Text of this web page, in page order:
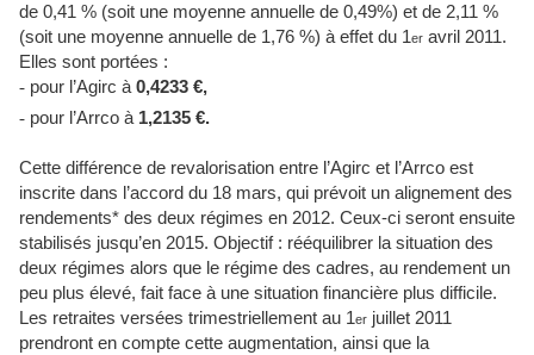
de 0,41 % (soit une moyenne annuelle de 0,49%) et de 2,11 %
(soit une moyenne annuelle de 1,76 %) à effet du 1er avril 2011.
Elles sont portées :
- pour l’Agirc à 0,4233 €,
- pour l’Arrco à 1,2135 €.
Cette différence de revalorisation entre l’Agirc et l’Arrco est
inscrite dans l’accord du 18 mars, qui prévoit un alignement des
rendements* des deux régimes en 2012. Ceux-ci seront ensuite
stabilisés jusqu’en 2015. Objectif : rééquilibrer la situation des
deux régimes alors que le régime des cadres, au rendement un
peu plus élevé, fait face à une situation financière plus difficile.
Les retraites versées trimestriellement au 1er juillet 2011
prendront en compte cette augmentation, ainsi que la